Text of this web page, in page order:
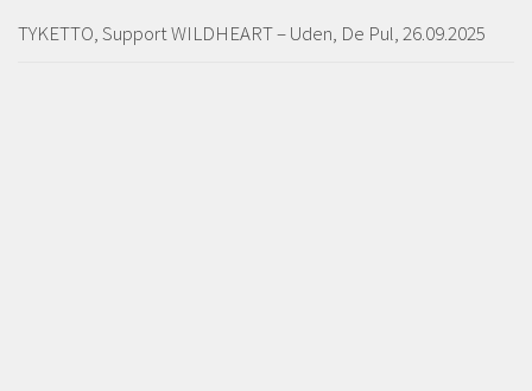
TYKETTO, Support WILDHEART – Uden, De Pul, 26.09.2025